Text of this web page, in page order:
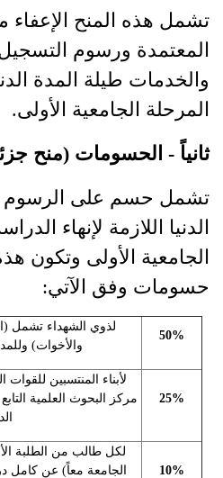
تشمل هذه المنح الإعفاء
المعتمدة ورسوم
والخدمات طيلة المدة
المرحلة الجامعية الأولى.
ثانياً - الحسومات (منح
تشمل حسم على الرسوم
الدنيا اللازمة لإنهاء
الجامعية الأولى وتكون
حسومات وفق الآتي:
50%
لذوي الشهداء تشمل
والأخوات)
25%
لأبناء المنتسبين
مركز البحوث العلمية
10%
لكل طالب من الطلبة
الجامعة معاً) عن كامل